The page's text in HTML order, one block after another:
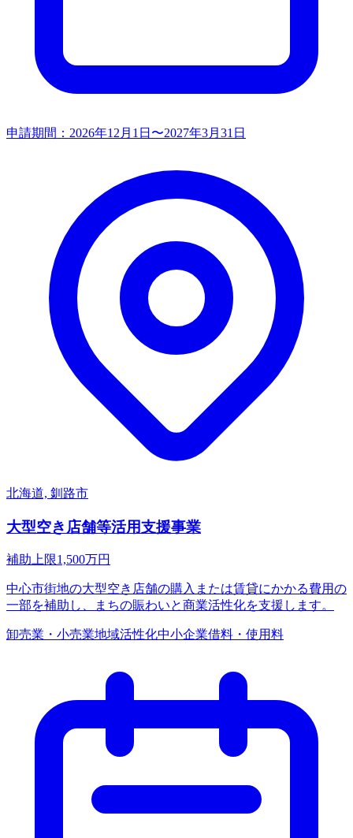
申請期間： 2026年12月1日〜2027年3月31日
北海道, 釧路市
大型空き店舗等活用支援事業
補助上限1,500万円
中心市街地の大型空き店舗の購入または賃貸にかかる費用の
一部を補助し、まちの賑わいと商業活性化を支援します。
卸売業・小売業地域活性化中小企業借料・使用料